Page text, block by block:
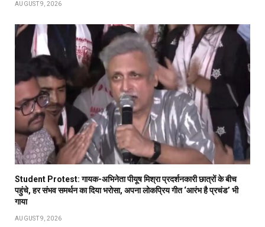
AUGUST 9, 2026
Student Protest: गायक-अभिनेता पीयूष मिश्रा प्रदर्शनकारी छात्रों के बीच
पहुंचे, हर संभव समर्थन का दिया भरोसा, अपना लोकप्रिय गीत ‘आरंभ है प्रचंड’ भी
गाया
AUGUST 9, 2026